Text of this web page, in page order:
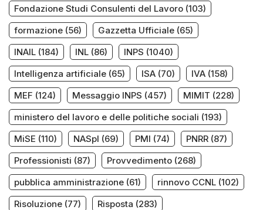
Fondazione Studi Consulenti del Lavoro (103)
formazione (56) Gazzetta Ufficiale (65)
INAIL (184) INL (86) INPS (1040)
Intelligenza artificiale (65) ISA (70) IVA (158)
MEF (124) Messaggio INPS (457) MIMIT (228)
ministero del lavoro e delle politiche sociali (193)
MiSE (110) NASpI (69) PMI (74) PNRR (87)
Professionisti (87) Provvedimento (268)
pubblica amministrazione (61) rinnovo CCNL (102)
Risoluzione (77) Risposta (283)